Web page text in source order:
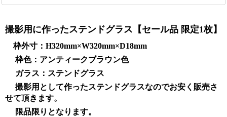
撮影用に作ったステンドグラス【セール品 限定1枚】
枠外寸：H320mm×W320mm×D18mm
枠色：アンティークブラウン色
ガラス：ステンドグラス
撮影用として作ったステンドグラスなのでお安く販売さ
せて頂きます。
限品限りとなります。